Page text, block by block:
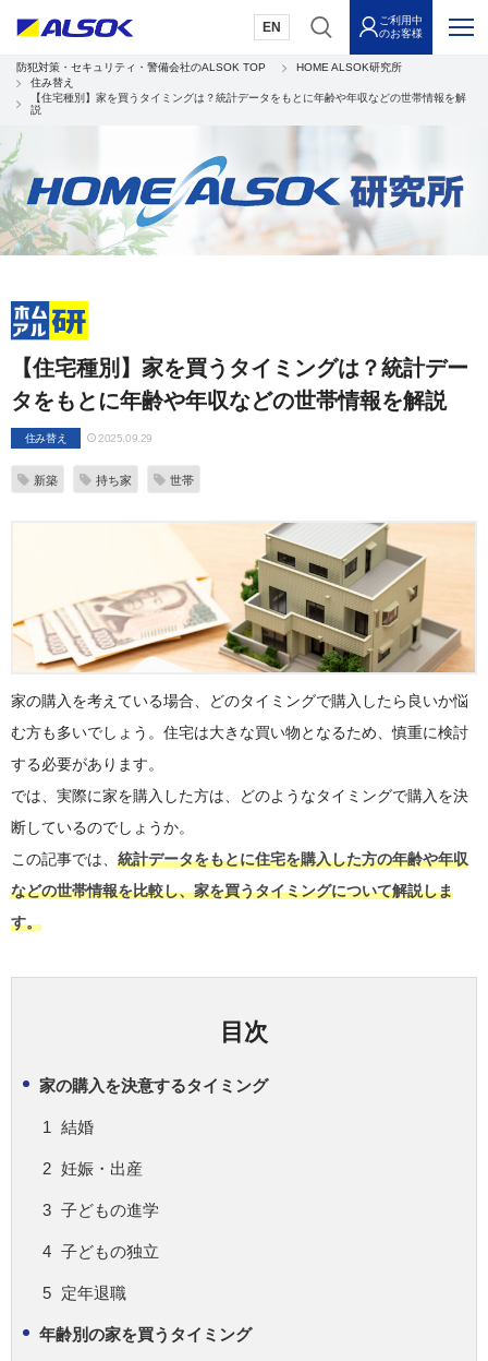
EN
ご利用中
のお客様
防犯対策・セキュリティ・警備会社のALSOK TOP
HOME ALSOK研究所
住み替え
【住宅種別】家を買うタイミングは？統計データをもとに年齢や年収などの世帯情報を解
説
【住宅種別】家を買うタイミングは？統計デー
タをもとに年齢や年収などの世帯情報を解説
住み替え 2025.09.29
新築 持ち家 世帯
家の購入を考えている場合、どのタイミングで購入したら良いか悩
む方も多いでしょう。住宅は大きな買い物となるため、慎重に検討
する必要があります。
では、実際に家を購入した方は、どのようなタイミングで購入を決
断しているのでしょうか。
この記事では、 統計データをもとに住宅を購入した方の年齢や年収
などの世帯情報を比較し、家を買うタイミングについて解説しま
す。
目次
家の購入を決意するタイミング
結婚
妊娠・出産
子どもの進学
子どもの独立
定年退職
年齢別の家を買うタイミング